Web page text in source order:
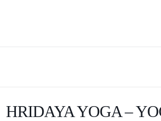
HRIDAYA YOGA –